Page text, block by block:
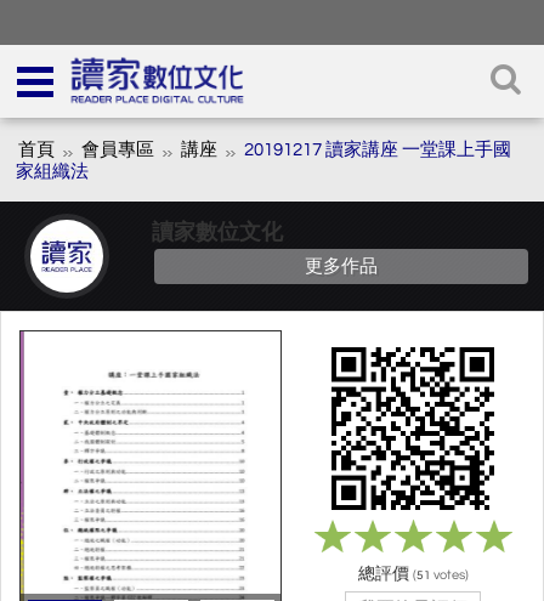
首頁 會員專區 講座
20191217 讀家講座 一堂課上手國
家組織法
讀家數位文化
更多作品
總評價 (51 votes)